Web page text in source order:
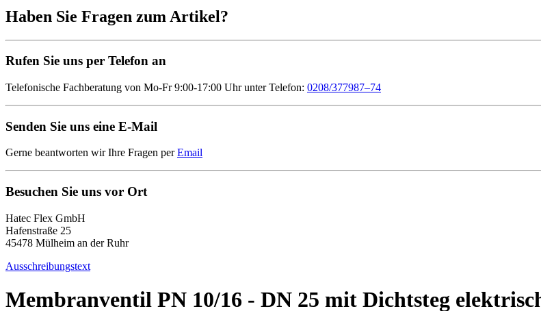
Haben Sie Fragen zum Artikel?
Rufen Sie uns per Telefon an
Telefonische Fachberatung von Mo-Fr 9:00-17:00 Uhr unter Telefon: 0208/377987–74
Senden Sie uns eine E-Mail
Gerne beantworten wir Ihre Fragen perEmail
Besuchen Sie uns vor Ort
Hatec Flex GmbH
Hafenstraße 25
45478 Mülheim an der Ruhr
Ausschreibungstext
Membranventil PN 10/16 - DN 25 mit Dichtsteg